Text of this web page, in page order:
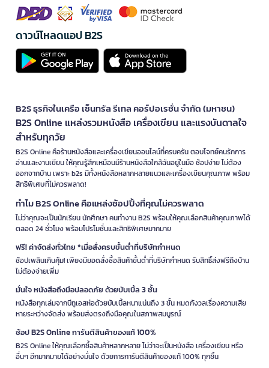
ดาวน์โหลดแอป B2S
B2S ธุรกิจในเครือ เซ็นทรัล รีเทล คอร์ปอเรชั่น จำกัด (มหาชน)
B2S Online แหล่งรวมหนังสือ เครื่องเขียน และแรงบันดาลใจ
สำหรับทุกวัย
B2S Online คือร้านหนังสือและเครื่องเขียนออนไลน์ที่ครบครัน ตอบโจทย์คนรักการ
อ่านและงานเขียน ให้คุณรู้สึกเหมือนมีร้านหนังสือใกล้ฉันอยู่ในมือ ช้อปง่าย ไม่ต้อง
ออกจากบ้าน เพราะ b2s มีทั้งหนังสือหลากหลายแนวและเครื่องเขียนคุณภาพ พร้อม
สิทธิพิเศษที่ไม่ควรพลาด!
ทำไม B2S Online คือแหล่งช้อปปิ้งที่คุณไม่ควรพลาด
ไม่ว่าคุณจะเป็นนักเรียน นักศึกษา คนทำงาน B2S พร้อมให้คุณเลือกสินค้าคุณภาพได้
ตลอด 24 ชั่วโมง พร้อมโปรโมชั่นและสิทธิพิเศษมากมาย
ฟรี! ค่าจัดส่งทั่วไทย *เมื่อสั่งครบขั้นต่ำที่บริษัทกำหนด
ช้อปเพลินเกินคุ้ม! เพียงมียอดสั่งซื้อสินค้าขั้นต่ำที่บริษัทกำหนด รับสิทธิ์ส่งฟรีถึงบ้าน
ไม่ต้องจ่ายเพิ่ม
มั่นใจ หนังสือถึงมือปลอดภัย ด้วยบับเบิ้ล 3 ชั้น
หนังสือทุกเล่มจากบีทูเอสห่อด้วยบับเบิ้ลหนาแน่นถึง 3 ชั้น หมดกังวลเรื่องความเสีย
หายระหว่างจัดส่ง พร้อมส่งตรงถึงมือคุณในสภาพสมบูรณ์
ช้อป B2S Online การันตีสินค้าของแท้ 100%
B2S Online ให้คุณเลือกซื้อสินค้าหลากหลาย ไม่ว่าจะเป็นหนังสือ เครื่องเขียน หรือ
อื่นๆ อีกมากมายได้อย่างมั่นใจ ด้วยการการันตีสินค้าของแท้ 100% ทุกชิ้น